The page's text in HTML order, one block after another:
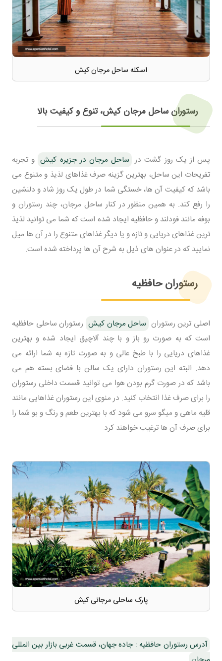
اسکله ساحل مرجان کیش
رستوران ساحل مرجان کیش، تنوع و کیفیت بالا
پس از یک روز گشت در ساحل مرجان در جزیره کیش و تجربه
تفریحات این ساحل، بهترین گزینه صرف غذاهای لذیذ و متنوع می
باشد که کیفیت آن ها، خستگی شما در طول یک روز شاد و دلنشین
را رفع کند. به همین منظور در کنار ساحل مرجان، چند رستوران و
بوفه مانند فودلند و حافظیه ایجاد شده است که شما می توانید لذیذ
ترین غذاهای دریایی و تازه و یا دیگر غذاهای متنوع را در آن ها میل
نمایید که در عنوان های ذیل به شرح آن ها پرداخته شده است.
رستوران حافظیه
اصلی ترین رستوران ساحل مرجان کیش رستوران ساحلی حافظیه
است که به صورت رو باز و با چند آلاچیق ایجاد شده و بهترین
غذاهای دریایی را با طبخ عالی و به صورت تازه به شما ارائه می
دهد. البته این رستوران دارای یک سالن با فضای بسته هم می
باشد که در صورت گرم بودن هوا می توانید قسمت داخلی رستوران
را برای صرف غذا انتخاب کنید. در منوی این رستوران غذاهایی مانند
قلیه ماهی و میگو سرو می شود که با بهترین طعم و رنگ و بو شما را
برای صرف آن ها ترغیب خواهند کرد.
پارک ساحلی مرجانی کیش
آدرس رستوران حافظیه : جاده جهان، قسمت غربی بازار بین المللی